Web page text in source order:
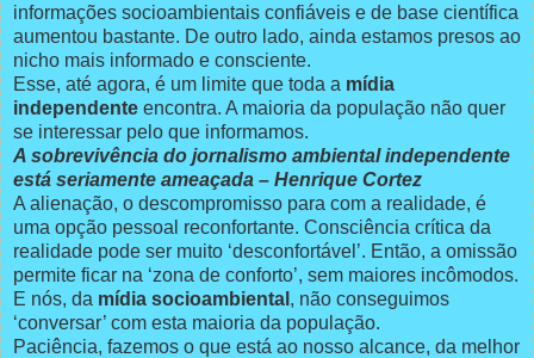
informações socioambientais confiáveis e de base científica
aumentou bastante. De outro lado, ainda estamos presos ao
nicho mais informado e consciente.
Esse, até agora, é um limite que toda a mídia
independente encontra. A maioria da população não quer
se interessar pelo que informamos.
A sobrevivência do jornalismo ambiental independente
está seriamente ameaçada – Henrique Cortez
A alienação, o descompromisso para com a realidade, é
uma opção pessoal reconfortante. Consciência crítica da
realidade pode ser muito ‘desconfortável’. Então, a omissão
permite ficar na ‘zona de conforto’, sem maiores incômodos.
E nós, da mídia socioambiental , não conseguimos
‘conversar’ com esta maioria da população.
Paciência, fazemos o que está ao nosso alcance, da melhor